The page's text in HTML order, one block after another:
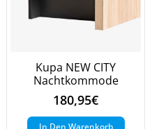
Kupa NEW CITY
Nachtkommode
180,95€
In Den Warenkorb